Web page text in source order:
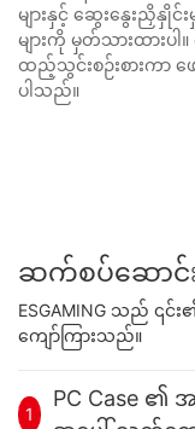
များနှင့် ဆွေးနွေးညှိနှို
များကို မှတ်သားထား
ထည့်သွင်းစဉ်းစားကာ
ပါသည်။
ဆက်စပ်ဆောင်းပ
ESGAMING သည် ၎င်
ကျော်ကြားသည်။
1
PC Case ၏